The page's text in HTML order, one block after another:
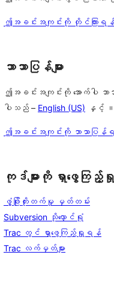
ဤအခင်းအကျင်းကို တိုင်ကြားရ
ဘာသာပြန်များ
ဤအခင်းအကျင်းကို အောက်ပါ ဘာ
ပါသည် – English (US) နှင့် ။
ဤအခင်းအကျင်းကို ဘာသာပြန်
ကုဒ်များကို ရှာဖွေကြ
ဖွံ့ဖြိုးတိုးတက်မှု မှတ်တမ်း
Subversion သိုလှောင်ရုံ
Trac တွင် ရှာဖွေကြည့်ရှုရန်
Trac လက်မှတ်များ